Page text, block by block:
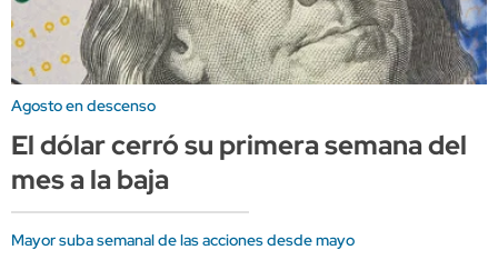
Agosto en descenso
El dólar cerró su primera semana del
mes a la baja
Mayor suba semanal de las acciones desde mayo